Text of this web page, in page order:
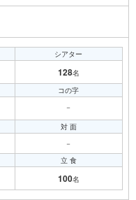
シアター
128名
コの字
－
対 面
－
立 食
100名